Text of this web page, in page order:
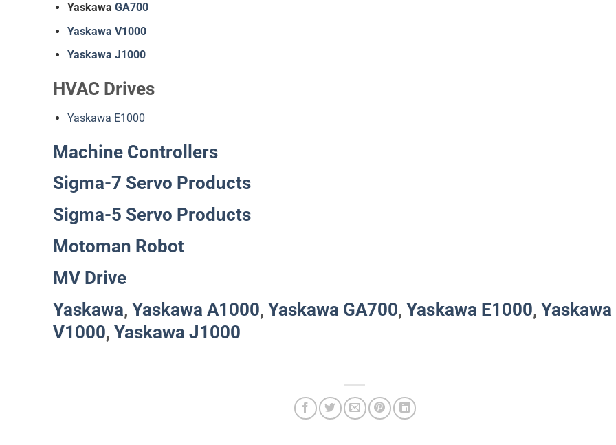
Yaskawa GA700
Yaskawa V1000
Yaskawa J1000
HVAC Drives
Yaskawa E1000
Machine Controllers
Sigma-7 Servo Products
Sigma-5 Servo Products
Motoman Robot
MV Drive
Yaskawa, Yaskawa A1000, Yaskawa GA700, Yaskawa E1000, Yaskawa
V1000, Yaskawa J1000